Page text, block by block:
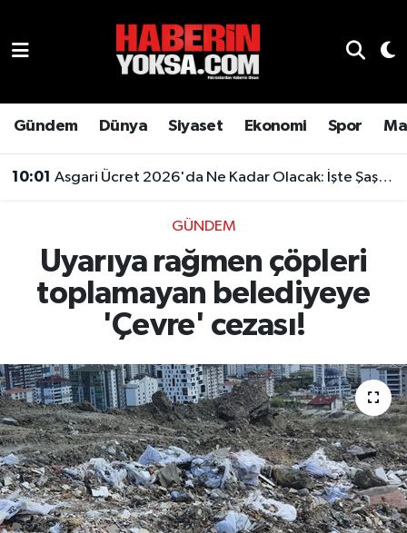
Gündem Dünya Siyaset Ekonomi Spor
10:01 Asgari Ücret 2026'da Ne Kadar Olacak: İşte Şaşırtan Rakam
GÜNDEM
Uyarıya rağmen çöpleri
toplamayan belediyeye
'Çevre' cezası!
Genel
Gündem
Otomobil
Sağlık
Teknoloji
Hava Durumu
Son Dakika Haberleri
Haber Arşivi